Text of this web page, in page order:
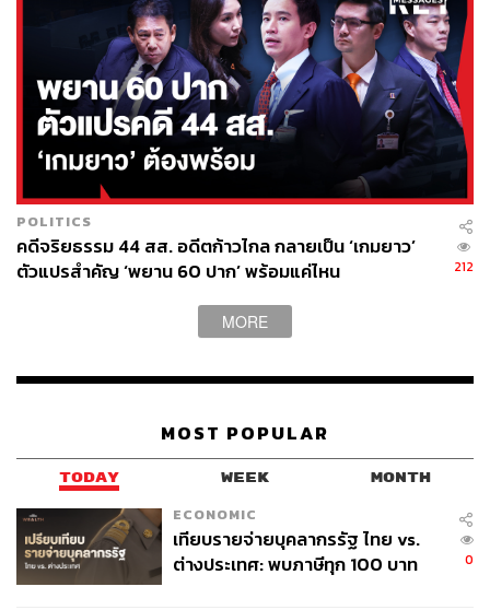
อังคณา นีละไพจิตร (ขวา) ประธานคณะกรรมาธิการการ
พัฒนาการเมืองฯ ให้สัมภาษณ์ร่วมกับ วีระศักดิ์ วิจิตร์แสงศรี
สว.
ภาพ:ศวิตา พูลเสถียร
‘สีน้ำเงิน’ ยังแน่นแฟ้นหรือเริ่มแปรปรวน
สำหรับ สว. สีน้ำเงิน เองก็ยังแสดงพลังความเป็นเอกภาพเช่น
เดิม ด้วยคะแนนเสียงกว่า 150 เสียง ทำให้สามารถส่ง สว. ซึ่ง
ส่วนใหญ่เป็นอดีตผู้ว่าราชการจังหวัดหรือปลัดกระทรวงต่างๆ
เข้ายึดกุมเก้าอี้ประธานคณะกรรมาธิการได้ทุกคณะ แม้จะ
ไม่ได้มีผลมากนัก
เนื่องจากแม้จะเสียเก้าอี้ประธานคณะกรรมาธิการการพัฒนา
การเมืองฯ แต่ สว. สีน้ำเงิน ยังสามารถส่ง สว. เข้าไปเป็นตำ
แหน่งอื่นๆ ที่สำคัญไม่แพ้กัน อย่างเช่น แดง กองมา สว. ที่มี
อาชีพค้าขายเนื้อหมู ได้รับเลือกเป็นรองประธานคณะ
กรรมาธิการการพัฒนาการเมืองฯ คนที่ 3 ขณะที่วีระศักดิ์ได้
เป็นประธานคณะที่ปรึกษาคณะกรรมาธิการ
POLITICS
คดีจริยธรรม 44 สส. อดีตก้าวไกล กลายเป็น ‘เกมยาว’
ตัวแปรสำคัญ ‘พยาน 60 ปาก’ พร้อมแค่ไหน
212
MORE
MOST POPULAR
TODAY WEEK MONTH
ECONOMIC
เทียบรายจ่ายบุคลากรรัฐ ไทย vs.
ต่างประเทศ: พบภาษีทุก 100 บาท
0